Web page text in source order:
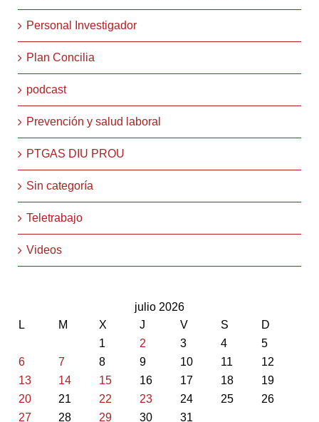
Personal Investigador
Plan Concilia
podcast
Prevención y salud laboral
PTGAS DIU PROU
Sin categoría
Teletrabajo
Videos
julio 2026
L
M X J V S
D
1
2 3 4
5
6
7 8 9 10 11
12
13
14 15 16 17 18
19
20
21 22 23 24 25
26
27
28 29 30 31